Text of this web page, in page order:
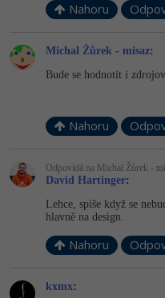
Nahoru
Michal Žůrek - misaz:
Bude se hodnotit i
Nahoru
Odpovídá na Michal Žůrek -
David Hartinger:
Lehce, spíše když se
hlavně na design.
Nahoru
kxmx: